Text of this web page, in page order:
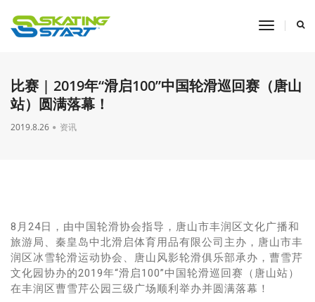
toggle
比赛 | 2019年“滑启100”中国轮滑巡回赛（唐山
站）圆满落幕！
2019.8.26 资讯
8月24日，由中国轮滑协会指导，唐山市丰润区文化广播和
旅游局、秦皇岛中北滑启体育用品有限公司主办，唐山市丰
润区冰雪轮滑运动协会、唐山风影轮滑俱乐部承办，曹雪芹
文化园协办的2019年“滑启100”中国轮滑巡回赛（唐山站）
在丰润区曹雪芹公园三级广场顺利举办并圆满落幕！